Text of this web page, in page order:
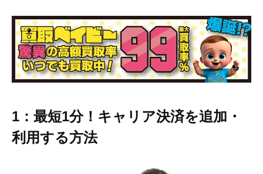
1：最短1分！キャリア決済を追加・
利用する方法